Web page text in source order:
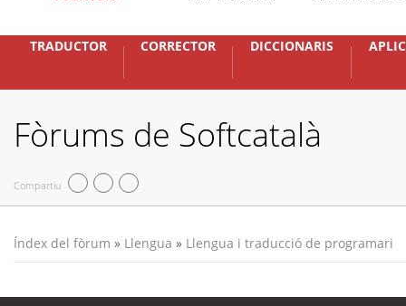
TRADUCTOR CORRECTOR DICCIONARIS
Fòrums de Softcatalà
Compartiu
Índex del fòrum » Llengua » Llengua i traducció de programari